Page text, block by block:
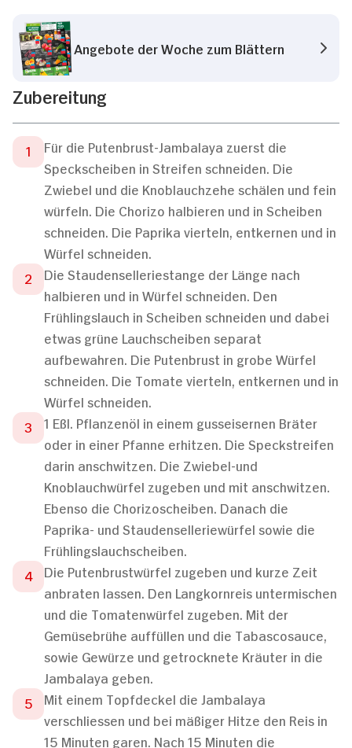
Angebote der Woche zum Blättern
Zubereitung
Für die Putenbrust-Jambalaya zuerst die
Speckscheiben in Streifen schneiden. Die
Zwiebel und die Knoblauchzehe schälen und fein
würfeln. Die Chorizo halbieren und in Scheiben
schneiden. Die Paprika vierteln, entkernen und in
Würfel schneiden.
Die Staudenselleriestange der Länge nach
halbieren und in Würfel schneiden. Den
Frühlingslauch in Scheiben schneiden und dabei
etwas grüne Lauchscheiben separat
aufbewahren. Die Putenbrust in grobe Würfel
schneiden. Die Tomate vierteln, entkernen und in
Würfel schneiden.
1 Eßl. Pflanzenöl in einem gusseisernen Bräter
oder in einer Pfanne erhitzen. Die Speckstreifen
darin anschwitzen. Die Zwiebel-und
Knoblauchwürfel zugeben und mit anschwitzen.
Ebenso die Chorizoscheiben. Danach die
Paprika- und Staudenselleriewürfel sowie die
Frühlingslauchscheiben.
Die Putenbrustwürfel zugeben und kurze Zeit
anbraten lassen. Den Langkornreis untermischen
und die Tomatenwürfel zugeben. Mit der
Gemüsebrühe auffüllen und die Tabascosauce,
sowie Gewürze und getrocknete Kräuter in die
Jambalaya geben.
Mit einem Topfdeckel die Jambalaya
verschliessen und bei mäßiger Hitze den Reis in
15 Minuten garen. Nach 15 Minuten die